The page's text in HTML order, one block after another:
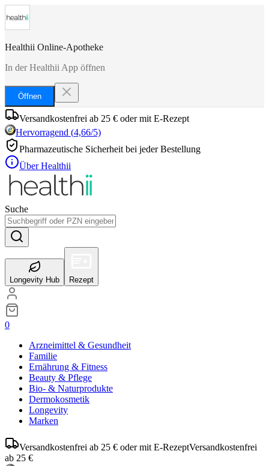
Healthii Online-Apotheke
In der Healthii App öffnen
Öffnen
Versandkostenfrei ab 25 € oder mit E-Rezept
Hervorragend (4,66/5)
Pharmazeutische Sicherheit bei jeder Bestellung
Über Healthii
Suche
Longevity Hub Rezept
0
Arzneimittel & Gesundheit
Familie
Ernährung & Fitness
Beauty & Pflege
Bio- & Naturprodukte
Dermokosmetik
Longevity
Marken
Versandkostenfrei ab 25 € oder mit E-RezeptVersandkostenfrei
ab 25 €